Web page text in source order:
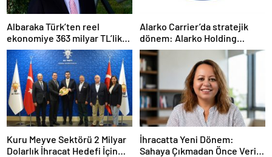
Albaraka Türk’ten reel
ekonomiye 363 milyar TL’lik
finansman desteği
Alarko Carrier’da stratejik
dönem: Alarko Holding
ortaklık yapısını değiştiriyor
Kuru Meyve Sektörü 2 Milyar
Dolarlık İhracat Hedefi İçin
İhracatta Yeni Dönem:
Sahaya Çıkmadan Önce Veriyi